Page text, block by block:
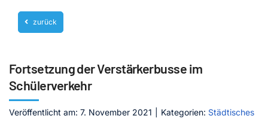
Blog
Unternehmen
Mediathek
Jetzt abonnieren
zurück
Fortsetzung der Verstärkerbusse im
Schülerverkehr
Veröffentlicht am: 7. November 2021 Kategorien: Städtisches